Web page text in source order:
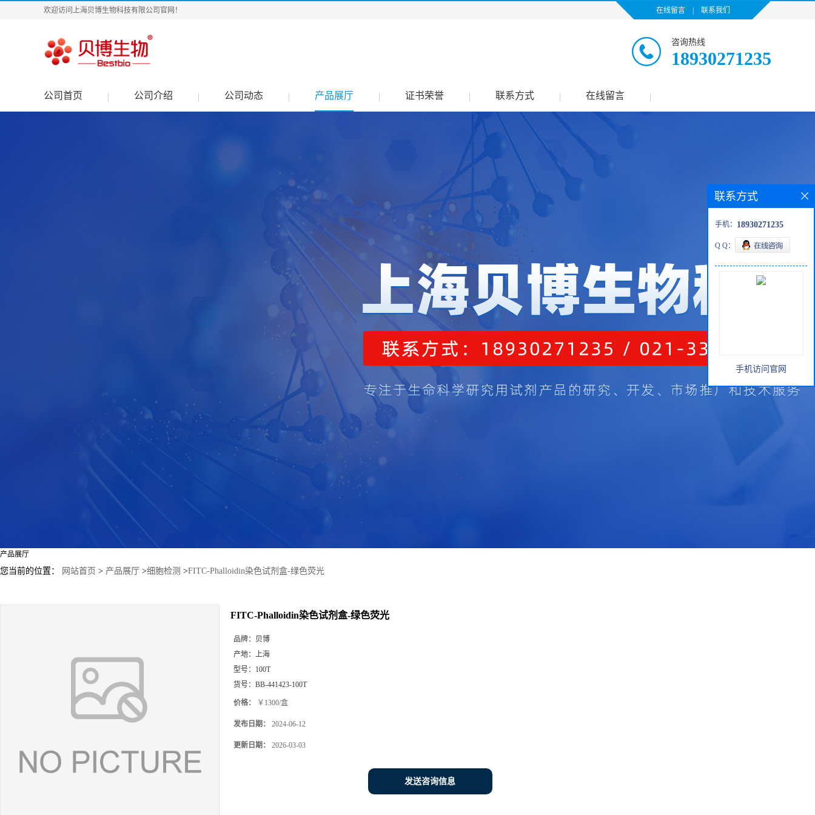
欢迎访问上海贝博生物科技有限公司官网！ 在线留言 联系我们
咨询热线
18930271235
公司首页 公司介绍 公司动态 产品展厅 证书荣誉 联系方式 在线留言
产品展厅
您当前的位置： 网站首页 > 产品展厅 >细胞检测 >FITC-Phalloidin染色试剂盒-绿色荧光
FITC-Phalloidin染色试剂盒-绿色荧光
品牌： 贝博
产地： 上海
型号： 100T
货号： BB-441423-100T
价格： ￥1300/盒
发布日期： 2024-06-12
更新日期： 2026-03-03
发送咨询信息
联系方式
手机： 18930271235
Q Q：
手机访问官网